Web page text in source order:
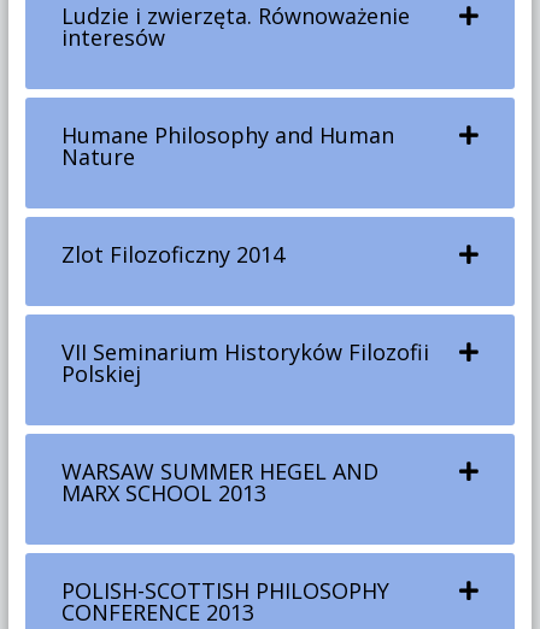
Ludzie i zwierzęta. Równoważenie
interesów
Humane Philosophy and Human
Nature
Zlot Filozoficzny 2014
VII Seminarium Historyków Filozofii
Polskiej
WARSAW SUMMER HEGEL AND
MARX SCHOOL 2013
POLISH-SCOTTISH PHILOSOPHY
CONFERENCE 2013